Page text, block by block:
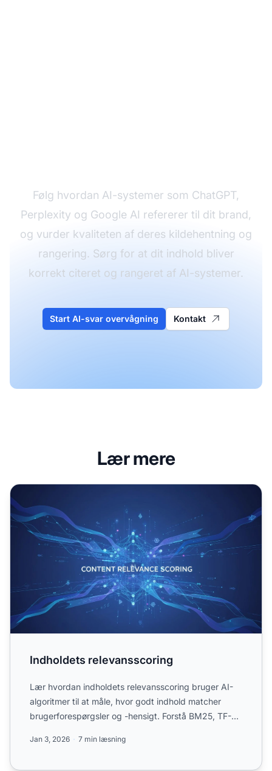
Følg hvordan AI-systemer som ChatGPT,
Perplexity og Google AI refererer til dit brand,
og vurder kvaliteten af deres kildehentning og
rangering. Sørg for at dit indhold bliver
korrekt citeret og rangeret af AI-systemer.
Start AI-svar overvågning Kontakt
Lær mere
Indholdets relevansscoring
Indholdets relevansscoring
Lær hvordan indholdets relevansscoring bruger AI-
algoritmer til at måle, hvor godt indhold matcher
brugerforespørgsler og -hensigt. Forstå BM25, TF-
Jan 3, 2026 7 min læsning